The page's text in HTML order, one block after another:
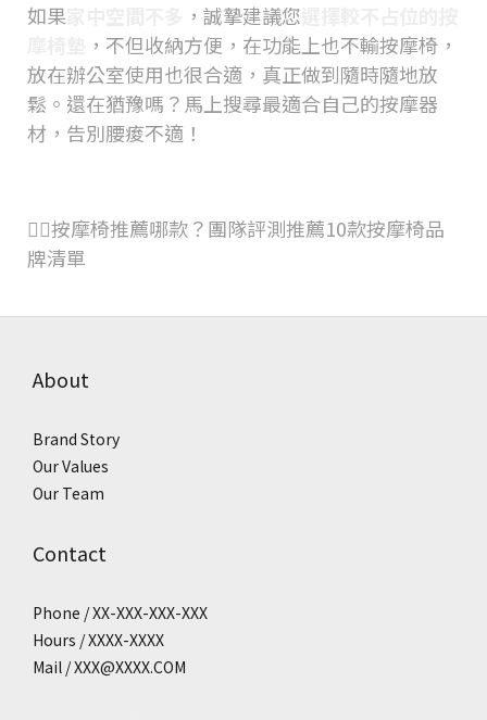
如果
，誠摯建議您
，不但收納方便，在功能上也不輸按摩椅，
放在辦公室使用也很合適，真正做到隨時隨地放
鬆。還在猶豫嗎？馬上搜尋最適合自己的按摩器
材，告別腰痠不適！
💆‍♀️按摩椅推薦哪款？團隊評測推薦10款按摩椅品
牌清單
About
Brand Story
Our Values
Our Team
Contact
Phone / XX-XXX-XXX-XXX
Hours / XXXX-XXXX
Mail / XXX@XXXX.COM